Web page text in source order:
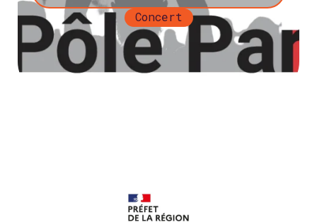
Concert